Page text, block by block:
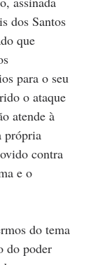
dos Santos
que
para o seu
o ataque
atende à
própria
contra
e o
do tema
do poder